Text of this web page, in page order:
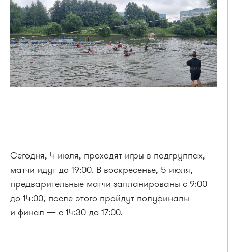
Сегодня, 4 июля, проходят игры в подгруппах,
матчи идут до 19:00. В воскресенье, 5 июля,
предварительные матчи запланированы с 9:00
до 14:00, после этого пройдут полуфиналы
и финал — с 14:30 до 17:00.